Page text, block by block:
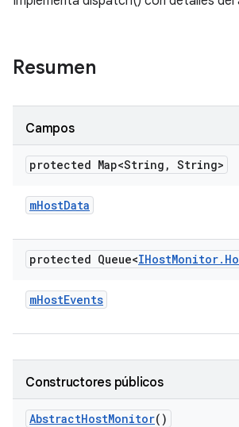
Resumen
Campos
protected Map<String , String>
mHostData
protected Queue<IHostMonitor.
mHostEvents
Constructores públicos
AbstractHostMonitor()